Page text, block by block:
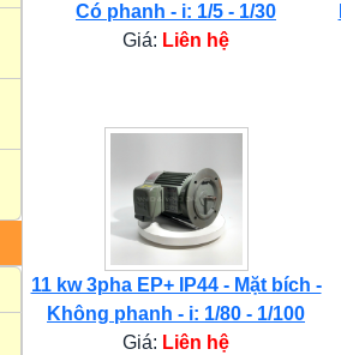
Có phanh - i: 1/5 - 1/30
Giá: Liên hệ
11 kw 3pha EP+ IP44 - Mặt bích -
Không phanh - i: 1/80 - 1/100
Giá: Liên hệ